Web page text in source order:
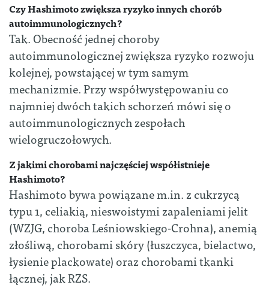
Czy Hashimoto zwiększa ryzyko innych chorób
autoimmunologicznych?
Tak. Obecność jednej choroby
autoimmunologicznej zwiększa ryzyko rozwoju
kolejnej, powstającej w tym samym
mechanizmie. Przy współwystępowaniu co
najmniej dwóch takich schorzeń mówi się o
autoimmunologicznych zespołach
wielogruczołowych.
Z jakimi chorobami najczęściej współistnieje
Hashimoto?
Hashimoto bywa powiązane m.in. z cukrzycą
typu 1, celiakią, nieswoistymi zapaleniami jelit
(WZJG, choroba Leśniowskiego-Crohna), anemią
złośliwą, chorobami skóry (łuszczyca, bielactwo,
łysienie plackowate) oraz chorobami tkanki
łącznej, jak RZS.